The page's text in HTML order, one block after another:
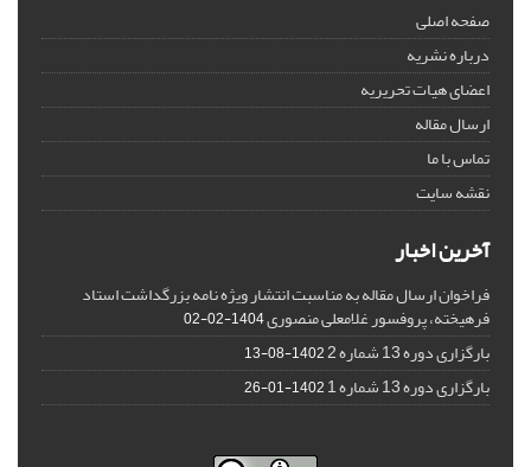
صفحه اصلی
درباره نشریه
اعضای هیات تحریریه
ارسال مقاله
تماس با ما
نقشه سایت
آخرین اخبار
فراخوان ارسال مقاله به مناسبت انتشار ویژه نامه بزرگداشت استاد
فرهیخته، پروفسور غلامعلی منصوری1404-02-02
بارگزاری دوره 13 شماره 2 1402-08-13
بارگزاری دوره 13 شماره 1 1402-01-26